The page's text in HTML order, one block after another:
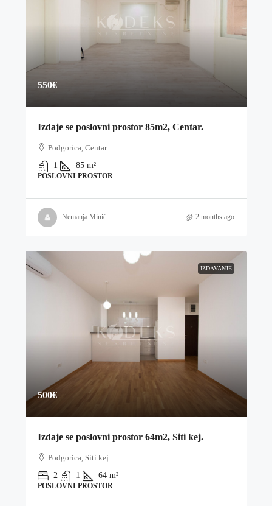
550€
Izdaje se poslovni prostor 85m2, Centar.
Podgorica, Centar
1
85 m²
POSLOVNI PROSTOR
Nemanja Minić 2 months ago
IZDAVANJE
500€
Izdaje se poslovni prostor 64m2, Siti kej.
Podgorica, Siti kej
2
1 64 m²
POSLOVNI PROSTOR